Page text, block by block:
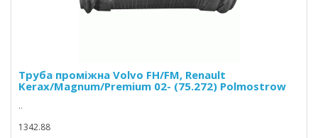
Труба проміжна Volvo FH/FM, Renault
Kerax/Magnum/Premium 02- (75.272) Polmostrow
..
1342.88